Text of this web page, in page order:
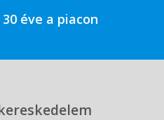
éve a piacon